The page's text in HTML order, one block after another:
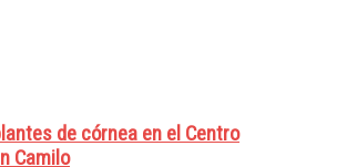
de córnea en el Centro
Camilo